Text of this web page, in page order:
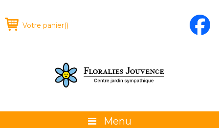
Votre panier()
Menu